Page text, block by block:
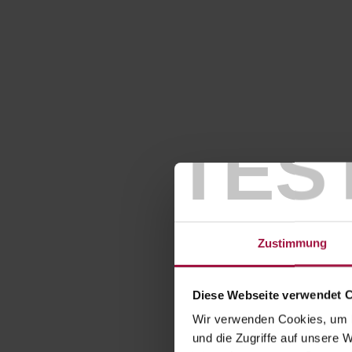
Zustimmung
Diese Webseite verwendet
Wir verwenden Cookies,
und die Zugriffe auf unsere